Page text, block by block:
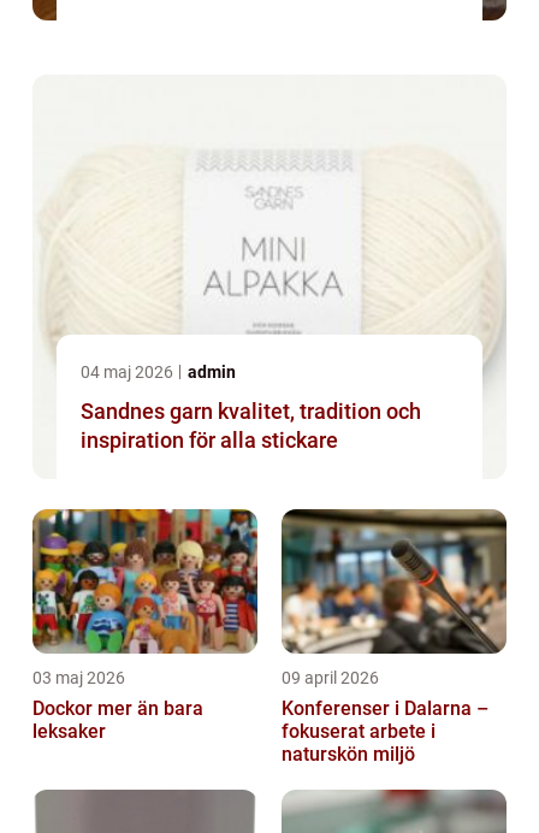
04 maj 2026 admin
Sandnes garn kvalitet, tradition och
inspiration för alla stickare
03 maj 2026
Dockor mer än bara
leksaker
09 april 2026
Konferenser i Dalarna –
fokuserat arbete i
naturskön miljö